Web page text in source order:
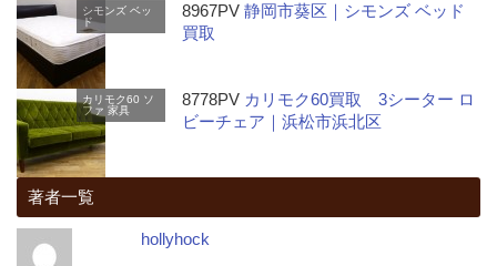
シモンズ ベッ
ド
8967PV静岡市葵区｜シモンズ ベッド
買取
カリモク60 ソ
ファ 家具
8778PV カリモク60買取 3シーター ロ
ビーチェア｜浜松市浜北区
著者一覧
hollyhock